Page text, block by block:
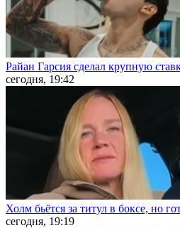
Райан Гарсия сделал крупную
сегодня, 19:42
Холм бьётся за титул в боксе, но
сегодня, 19:19